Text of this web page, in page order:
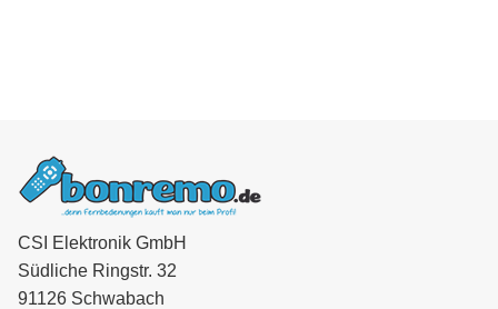
CSI Elektronik GmbH
Südliche Ringstr. 32
91126 Schwabach